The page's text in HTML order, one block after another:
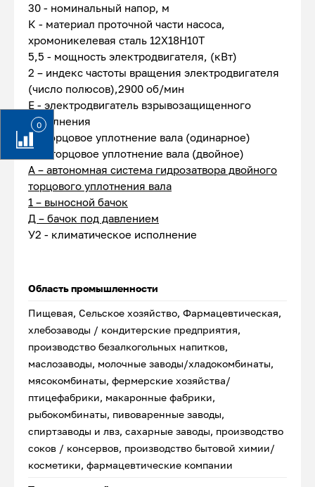
0
30 - номинальный напор, м
К - материал проточной части насоса,
хромоникелевая сталь 12Х18Н10Т
5,5 - мощность электродвигателя, (кВт)
2 – индекс частоты вращения электродвигателя
(число полюсов),2900 об/мин
Е - электродвигатель взрывозащищенного
исполнения
5 - торцовое уплотнение вала (одинарное)
55 - торцовое уплотнение вала (двойное)
А – автономная система гидрозатвора двойного
торцового уплотнения вала
1 – выносной бачок
Д – бачок под давлением
У2 - климатическое исполнение
Область промышленности
Пищевая, Сельское хозяйство, Фармацевтическая,
хлебозаводы / кондитерские предприятия,
производство безалкогольных напитков,
маслозаводы, молочные заводы/хладокомбинаты,
мясокомбинаты, фермерские хозяйства/
птицефабрики, макаронные фабрики,
рыбокомбинаты, пивоваренные заводы,
спиртзаводы и лвз, сахарные заводы, производство
соков / консервов, производство бытовой химии/
косметики, фармацевтические компании